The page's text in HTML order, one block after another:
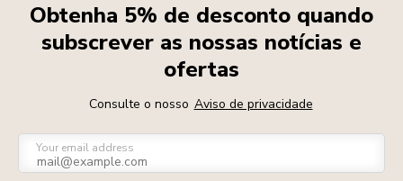
Obtenha 5% de desconto quando
subscrever as nossas notícias e
ofertas
Consulte o nosso Aviso de privacidade
Your email address